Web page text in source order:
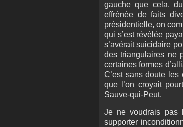
gauche que cela,
effrénée de faits
présidentielle, on
qui s’est révélée
s’avérait suicidaire
des triangulaires ne
certaines formes
C’est sans doute
que l’on croyait
Sauve-qui-Peut.
Je ne voudrais pas
supporter